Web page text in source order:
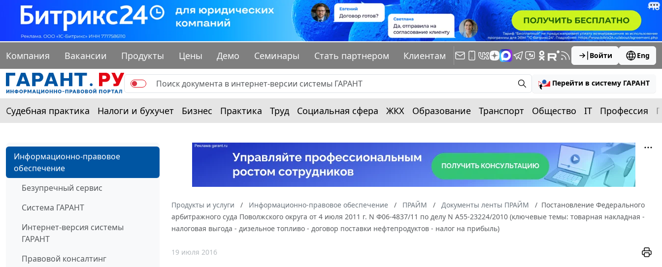
Компания Вакансии Продукты Цены Демо Семинары Стать партнером Клиентам Войти Eng
Перейти в систему ГАРАНТ
Судебная практика Налоги и бухучет Бизнес Практика Труд Социальная сфера ЖКХ Образование Транспорт Общество IT Профессия
Информационно-правовое
обеспечение
Безупречный сервис
Система ГАРАНТ
Интернет-версия системы
ГАРАНТ
Правовой консалтинг
Продукты и услуги Информационно-правовое обеспечение ПРАЙМ Документы ленты ПРАЙМ
Постановление Федерального
арбитражного суда Поволжского округа от 4 июля 2011 г. N Ф06-4837/11 по делу N А55-23224/2010 (ключевые темы: товарная накладная -
налоговая выгода - дизельное топливо - договор поставки нефтепродуктов - налог на прибыль)
19 июля 2016